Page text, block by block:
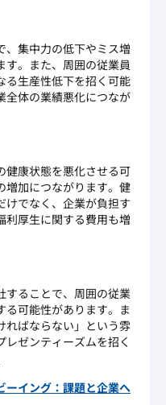
、集中力の低下やミス増
す。また、周囲の従業員
る生産性低下を招く可能
全体の業績悪化につなが
健康状態を悪化させる可
増加につながります。健
けでなく、企業が負担す
利厚生に関する費用も増
することで、周囲の従業
る可能性があります。ま
ればならない」という雰
ゼンティーズムを招く
ーイング：課題と企業へ